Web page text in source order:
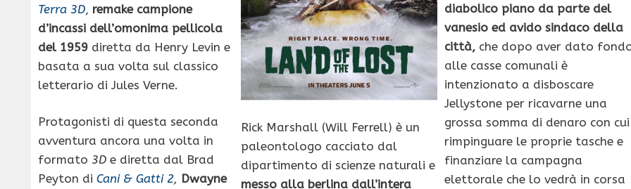
diabolico piano da parte del
vanesio ed avido sindaco della
città,che dopo aver dato
alle casse comunali è
intenzionato a disboscare
Jellystone per ricavarne una
grossa somma di denaro con cui
rimpinguare le proprie tasche e
finanziare la campagna
elettorale che lo vedrà in corsa
Terra 3D, remake campione
d’incassi dell’omonima pellicola
del 1959 diretta da Henry Levin e
basata a sua volta sul classico
letterario di Jules Verne.
Protagonisti di questa seconda
avventura ancora una volta in
formato 3D e diretta dal Brad
Peyton di Cani & Gatti 2, Dwayne
Rick Marshall (Will Ferrell) è un
paleontologo cacciato dal
dipartimento di scienze naturali e
messo alla berlina dall’intera